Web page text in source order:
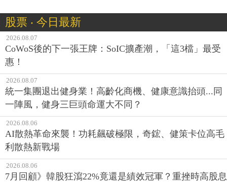
股票 ‧ 今日最新
2026.08.07
CoWoS後的下一張王牌：SoIC擴產潮，「這3檔」最受
惠！
2026.08.07
統一集團退出健身業！高齡化商機、健康意識抬頭...同
一陣風，健身三巨頭命運大不同？
2026.08.06
AI散熱革命來襲！功耗飆破極限，奇鋐、健策卡位高毛
利散熱新戰場
2026.08.06
7月回顧》韓股狂瀉22%竟還是績效冠軍？重挫時高股息